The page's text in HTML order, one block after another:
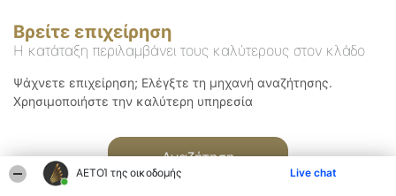
ΑΕΤΟΊ της οικοδομής Live chat
Βρείτε επιχείρηση
Η κατάταξη περιλαμβάνει τους καλύτερους στον κλάδο
Ψάχνετε επιχείρηση; Ελέγξτε τη μηχανή αναζήτησης.
Χρησιμοποιήστε την καλύτερη υπηρεσία
Αναζήτηση